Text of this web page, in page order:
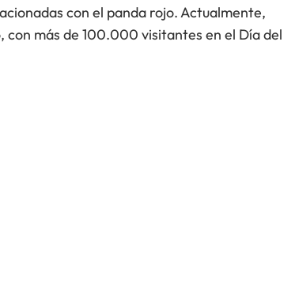
con el panda rojo. Actualmente,
más de 100.000 visitantes en el Día del